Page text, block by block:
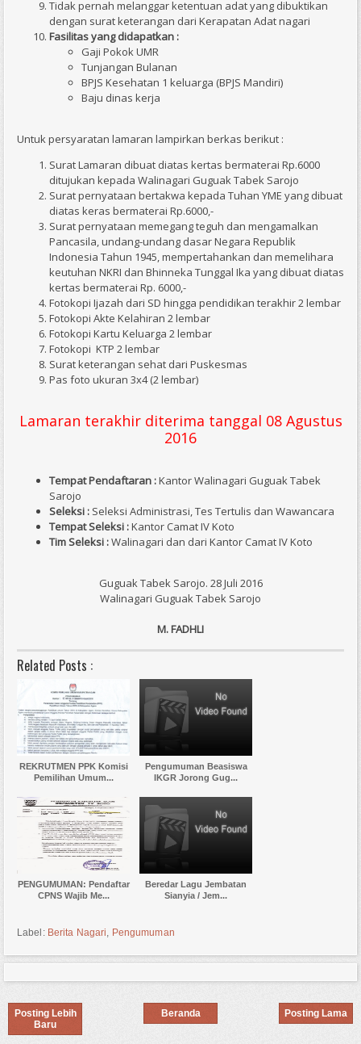
Tidak pernah melanggar ketentuan adat yang dibuktikan
dengan surat keterangan dari Kerapatan Adat nagari
Fasilitas yang didapatkan :
Gaji Pokok UMR
Tunjangan Bulanan
BPJS Kesehatan 1 keluarga (BPJS Mandiri)
Baju dinas kerja
Untuk persyaratan lamaran lampirkan berkas berikut :
Surat Lamaran dibuat diatas kertas bermaterai Rp.6000
ditujukan kepada Walinagari Guguak Tabek Sarojo
Surat pernyataan bertakwa kepada Tuhan YME yang dibuat
diatas keras bermaterai Rp.6000,-
Surat pernyataan memegang teguh dan mengamalkan
Pancasila, undang-undang dasar Negara Republik
Indonesia Tahun 1945, mempertahankan dan memelihara
keutuhan NKRI dan Bhinneka Tunggal Ika yang dibuat diatas
kertas bermaterai Rp. 6000,-
Fotokopi Ijazah dari SD hingga pendidikan terakhir 2 lembar
Fotokopi Akte Kelahiran 2 lembar
Fotokopi Kartu Keluarga 2 lembar
Fotokopi KTP 2 lembar
Surat keterangan sehat dari Puskesmas
Pas foto ukuran 3x4 (2 lembar)
Lamaran terakhir diterima tanggal 08 Agustus
2016
Tempat Pendaftaran :Kantor Walinagari Guguak Tabek
Sarojo
Seleksi : Seleksi Administrasi, Tes Tertulis dan Wawancara
Tempat Seleksi :Kantor Camat IV Koto
Tim Seleksi :Walinagari dan dari Kantor Camat IV Koto
Guguak Tabek Sarojo. 28 Juli 2016
Walinagari Guguak Tabek Sarojo
M. FADHLI
Related Posts :
REKRUTMEN PPK Komisi
Pemilihan Umum...
Pengumuman Beasiswa
IKGR Jorong Gug...
PENGUMUMAN: Pendaftar
CPNS Wajib Me...
Beredar Lagu Jembatan
Sianyia / Jem...
Label: Berita Nagari, Pengumuman
Posting Lebih
Baru
Posting Lama
Beranda